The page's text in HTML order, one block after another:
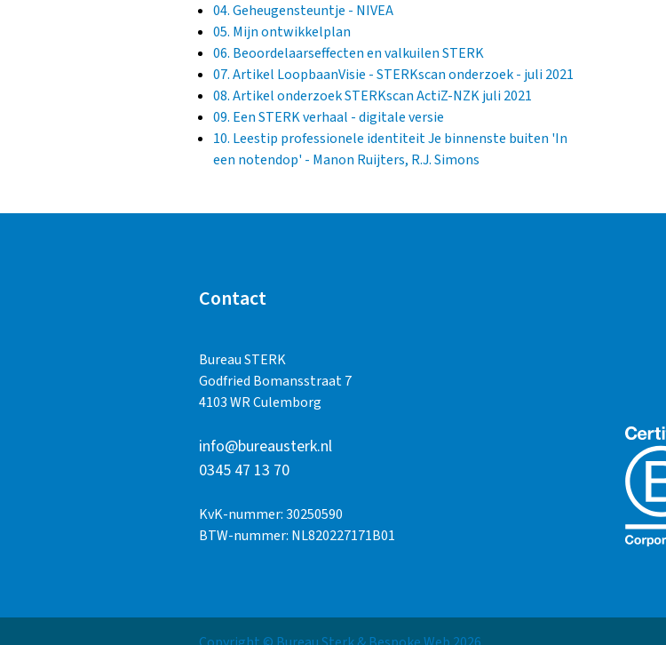
04. Geheugensteuntje - NIVEA
05. Mijn ontwikkelplan
06. Beoordelaarseffecten en valkuilen STERK
07. Artikel LoopbaanVisie - STERKscan onderzoek - juli 2021
08. Artikel onderzoek STERKscan ActiZ-NZK juli 2021
09. Een STERK verhaal - digitale versie
10. Leestip professionele identiteit Je binnenste buiten 'In
een notendop' - Manon Ruijters, R.J. Simons
Contact
Bureau STERK
Godfried Bomansstraat 7
4103 WR Culemborg
info@bureausterk.nl
0345 47 13 70
KvK-nummer: 30250590
BTW-nummer: NL820227171B01